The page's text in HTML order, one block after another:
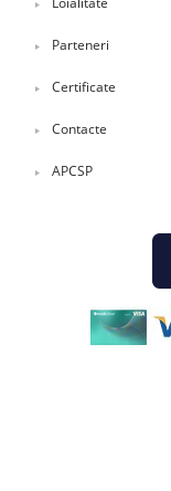
Parteneri
Certificate
Contacte
APCSP